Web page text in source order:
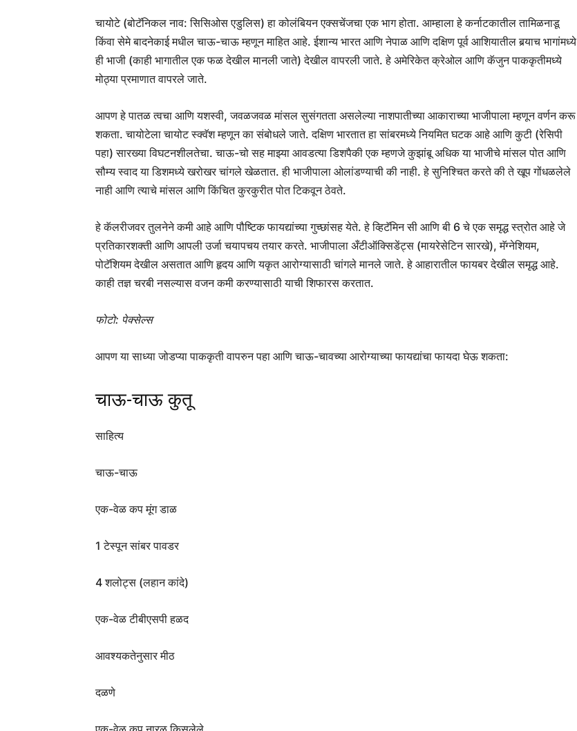
चायोटे (बोटॅनिकल नाव: सिसिओस एडुलिस) हा कोलंबियन एक्सचेंजचा एक भाग होता. आम्हाला हे कर्नाटकातील तामिळनाडू
किंवा सेमे बादनेकाई मधील चाऊ-चाऊ म्हणून माहित आहे. ईशान्य भारत आणि नेपाळ आणि दक्षिण पूर्व आशियातील बर्‍याच भागांमध्ये
ही भाजी (काही भागातील एक फळ देखील मानली जाते) देखील वापरली जाते. हे अमेरिकेत क्रेओल आणि कॅजुन पाककृतीमध्ये
मोठ्या प्रमाणात वापरले जाते.
आपण हे पातळ त्वचा आणि यशस्वी, जवळजवळ मांसल सुसंगतता असलेल्या नाशपातीच्या आकाराच्या भाजीपाला म्हणून वर्णन करू
शकता. चायोटेला चायोट स्क्वॅश म्हणून का संबोधले जाते. दक्षिण भारतात हा सांबरमध्ये नियमित घटक आहे आणि कुटी (रेसिपी
पहा) सारख्या विघटनशीलतेचा. चाऊ-चो सह माझ्या आवडत्या डिशपैकी एक म्हणजे कुझांबू अधिक या भाजीचे मांसल पोत आणि
सौम्य स्वाद या डिशमध्ये खरोखर चांगले खेळतात. ही भाजीपाला ओलांडण्याची की नाही. हे सुनिश्चित करते की ते खूप गोंधळलेले
नाही आणि त्याचे मांसल आणि किंचित कुरकुरीत पोत टिकवून ठेवते.
हे कॅलरीजवर तुलनेने कमी आहे आणि पौष्टिक फायद्यांच्या गुच्छांसह येते. हे व्हिटॅमिन सी आणि बी 6 चे एक समृद्ध स्त्रोत आहे जे
प्रतिकारशक्ती आणि आपली उर्जा चयापचय तयार करते. भाजीपाला अँटीऑक्सिडेंट्स (मायरेसेटिन सारखे), मॅग्नेशियम,
पोटॅशियम देखील असतात आणि हृदय आणि यकृत आरोग्यासाठी चांगले मानले जाते. हे आहारातील फायबर देखील समृद्ध आहे.
काही तज्ञ चरबी नसल्यास वजन कमी करण्यासाठी याची शिफारस करतात.
फोटो: पेक्सेल्स
आपण या साध्या जोडप्या पाककृती वापरुन पहा आणि चाऊ-चावच्या आरोग्याच्या फायद्यांचा फायदा घेऊ शकता:
चाऊ-चाऊ कुतू
साहित्य
चाऊ-चाऊ
एक-वेळ कप मूंग डाळ
1 टेस्पून सांबर पावडर
4 शलोट्स (लहान कांदे)
एक-वेळ टीबीएसपी हळद
आवश्यकतेनुसार मीठ
दळणे